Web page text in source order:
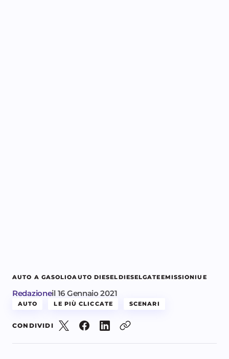
AUTO A GASOLIOAUTO DIESELDIESELGATEEMISSIONIUE
Redazioneil 16 Gennaio 2021
AUTO LE PIÙ CLICCATE SCENARI
CONDIVIDI